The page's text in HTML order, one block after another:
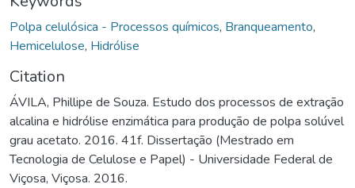
Polpa celulósica - Processos químicos, Branqueamento,
Hemicelulose, Hidrólise
Citation
ÁVILA, Phillipe de Souza. Estudo dos processos de extração
alcalina e hidrólise enzimática para produção de polpa solúvel
grau acetato. 2016. 41f. Dissertação (Mestrado em
Tecnologia de Celulose e Papel) - Universidade Federal de
Viçosa, Viçosa. 2016.